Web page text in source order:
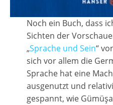
Noch ein Buch, dass
Sichten der
„Sprache und Sein“
sich vor allem die
Sprache hat eine
ausgenutzt und
gespannt, wie